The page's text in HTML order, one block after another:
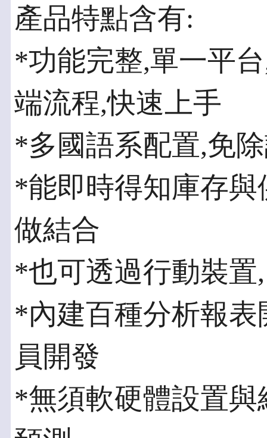
產品特點含有:
*功能完整,單一平
端流程,快速上手
*多國語系配置,免
*能即時得知庫存
做結合
*也可透過行動裝
*內建百種分析報
員開發
*無須軟硬體設置